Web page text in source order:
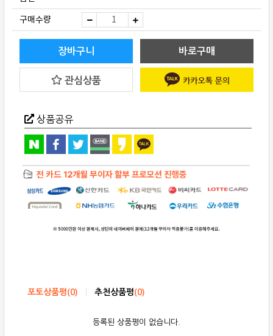
구매수량
오
버
홀
quantity
장바구니 바로구매
관심상품
상품공유
포토상품평(0) 추천상품평(0)
등록된 상품평이 없습니다.